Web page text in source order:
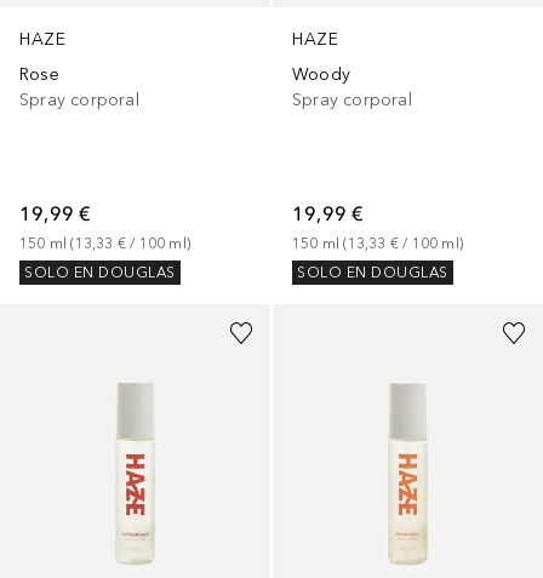
HAZE
Rose
Spray corporal
19,99 €
150 ml (13,33 € / 100 ml)
SOLO EN DOUGLAS
HAZE
Woody
Spray corporal
19,99 €
150 ml (13,33 € / 100 ml)
SOLO EN DOUGLAS